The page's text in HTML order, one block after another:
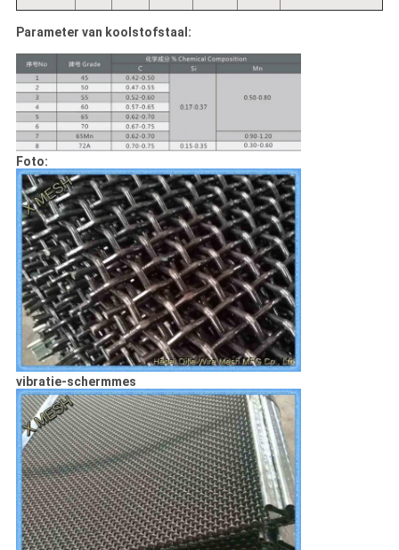
Parameter van koolstofstaal:
Foto:
vibratie-schermmes